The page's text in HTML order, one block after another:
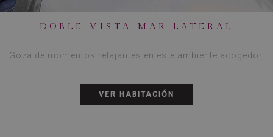
DOBLE VISTA MAR LATERAL
Goza de momentos relajantes en este ambiente acogedor.
VER HABITACIÓN